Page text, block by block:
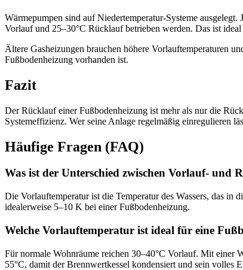
Wärmepumpen sind auf Niedertemperatur-Systeme
Vorlauf und 25–30°C Rücklauf betrieben werden. Das ist
Ältere Gasheizungen brauchen höhere Vorlauftemperaturen
Fußbodenheizung vorhanden ist.
Fazit
Der Rücklauf einer Fußbodenheizung ist mehr als nur die
Systemeffizienz. Wer seine Anlage regelmäßig einregulieren
Häufige Fragen (FAQ)
Was ist der Unterschied zwischen Vorlauf- und
Die Vorlauftemperatur ist die Temperatur des Wassers, das
idealerweise 5–10 K bei einer Fußbodenheizung.
Welche Vorlauftemperatur ist ideal für eine
Für normale Wohnräume reichen 30–40°C Vorlauf. Mit einer
55°C, damit der Brennwertkessel kondensiert und sein volles